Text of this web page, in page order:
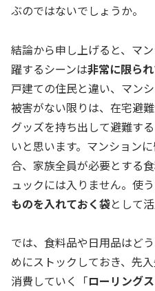
ぶのではないでしょうか。
結論から申し上げると、マ
躍するシーンは非常に限ら
戸建ての住民と違い、マン
被害がない限りは、在宅避
グッズを持ち出して避難す
いと思います。マンション
合、家族全員が必要とする
ュックには入りません。使う
ものを入れておく袋として
では、食料品や日用品はど
めにストックしておき、先
消費していく「ローリング